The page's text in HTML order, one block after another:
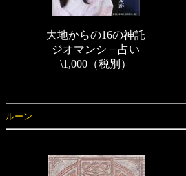
大地からの16の神託
ジオマンシ－占い
\1,000（税別）
ルーン